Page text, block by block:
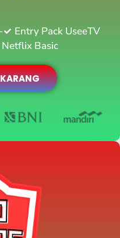
Entry Pack UseeTV
Netflix Basic